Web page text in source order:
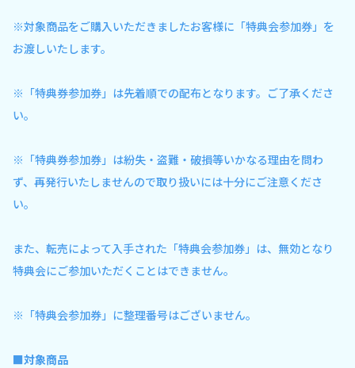
※対象商品をご購入いただきましたお客様に「特典会参加券」を
お渡しいたします。
※「特典券参加券」は先着順での配布となります。ご了承くださ
い。
※「特典券参加券」は紛失・盗難・破損等いかなる理由を問わ
ず、再発行いたしませんので取り扱いには十分にご注意くださ
い。
また、転売によって入手された「特典会参加券」は、無効となり
特典会にご参加いただくことはできません。
※「特典会参加券」に整理番号はございません。
■対象商品